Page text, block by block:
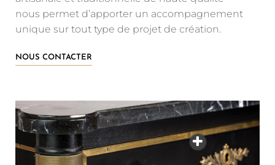
nous permet d’apporter un accompagnement
unique sur tout type de projet de création.
NOUS CONTACTER